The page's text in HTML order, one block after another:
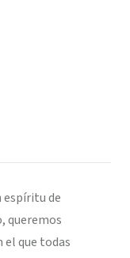
espíritu de
queremos
el que todas